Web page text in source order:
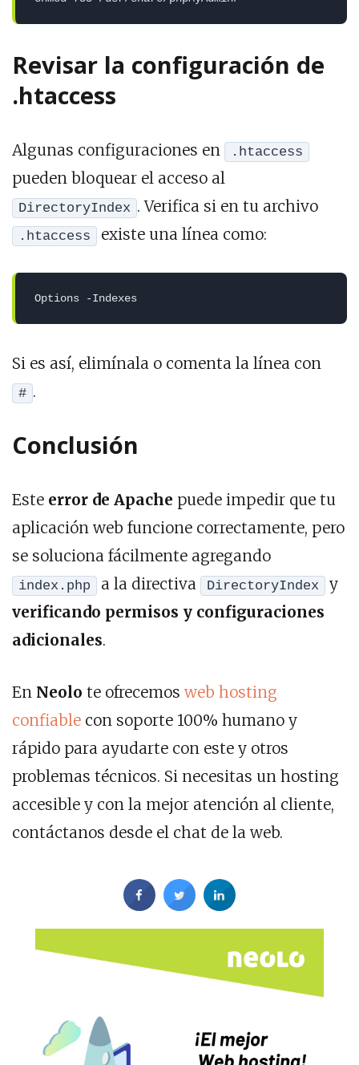
Revisar la configuración de
.htaccess
Algunas configuraciones en .htaccess
pueden bloquear el acceso al
DirectoryIndex . Verifica si en tu archivo
.htaccess existe una línea como:
Options -Indexes
Si es así, elimínala o comenta la línea con
# .
Conclusión
Este error de Apache puede impedir que tu
aplicación web funcione correctamente, pero
se soluciona fácilmente agregando
index.php a la directiva DirectoryIndex
y
verificando permisos y configuraciones
adicionales.
En Neolo te ofrecemos web hosting
confiable con soporte 100% humano y
rápido para ayudarte con este y otros
problemas técnicos. Si necesitas un hosting
accesible y con la mejor atención al cliente,
contáctanos desde el chat de la web.